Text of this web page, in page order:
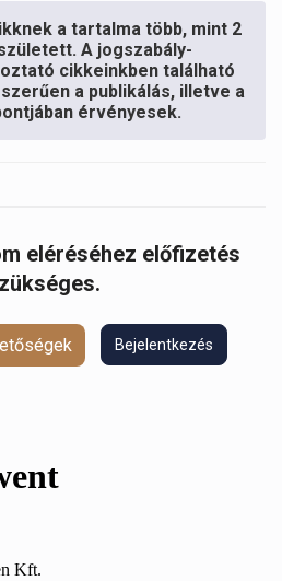
a tartalma több, mint 2
A jogszabály-
cikkeinkben található
a publikálás, illetve a
érvényesek.
eléréséhez előfizetés
Bejelentkezés